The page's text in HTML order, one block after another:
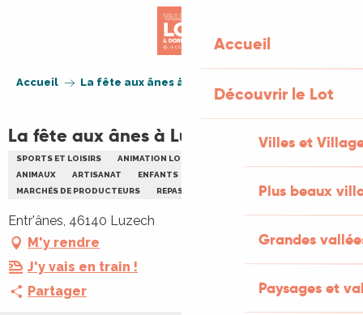
Accueil
Découvrir le Lot
Villes et
Plus beaux
Grandes
Paysages et
Accueil La fête aux ânes à Luzech
La fête aux ânes à Luzech
SPORTS ET LOISIRS ANIMATION LOCALE
ANIMAUX
ARTISANAT ENFANTS
MARCHÉS DE PRODUCTEURS
REPAS
Entr'ânes, 46140 Luzech
M'y rendre
J'y vais en train !
Partager